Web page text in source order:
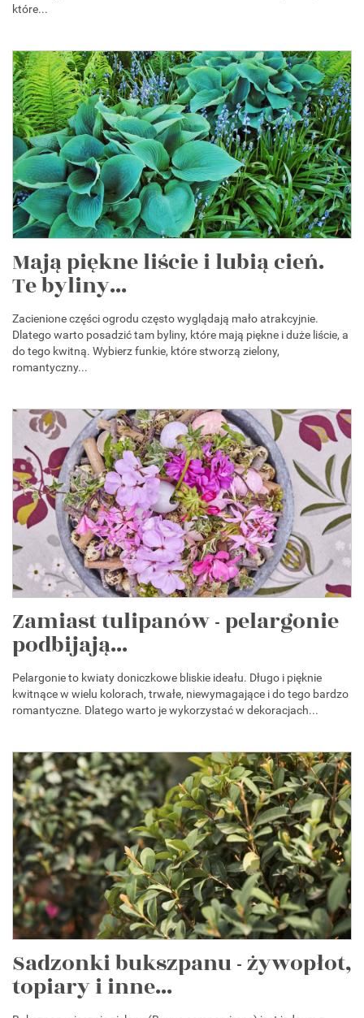
które...
Mają piękne liście i lubią cień.
Te byliny...
Zacienione części ogrodu często wyglądają mało atrakcyjnie.
Dlatego warto posadzić tam byliny, które mają piękne i duże liście, a
do tego kwitną. Wybierz funkie, które stworzą zielony,
romantyczny...
Zamiast tulipanów - pelargonie
podbijają...
Pelargonie to kwiaty doniczkowe bliskie ideału. Długo i pięknie
kwitnące w wielu kolorach, trwałe, niewymagające i do tego bardzo
romantyczne. Dlatego warto je wykorzystać w dekoracjach...
Sadzonki bukszpanu - żywopłot,
topiary i inne...